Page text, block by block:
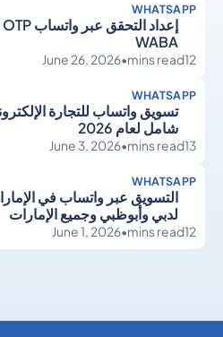
WHATSAPP
WABA
12
mins read
•
June 26, 2026
WHATSAPP
تسويق واتساب للتجارة
شامل لعام 2026
13
mins read
•
June 3, 2026
WHATSAPP
لدبي وأبوظبي وجميع الإمارات
12
mins read
•
June 1, 2026